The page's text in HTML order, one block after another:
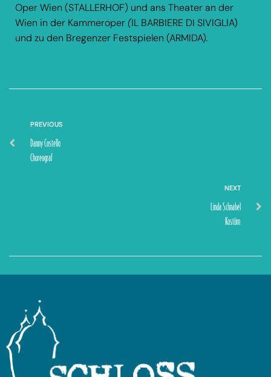
Oper Wien (STALLERHOF) und ans Theater an der
Wien in der Kammeroper (IL BARBIERE DI SIVIGLIA)
und zu den Bregenzer Festspielen (ARMIDA).
PREVIOUS
Danny Costello
Choreograf
NEXT
Linda Schnabel
Kostüm